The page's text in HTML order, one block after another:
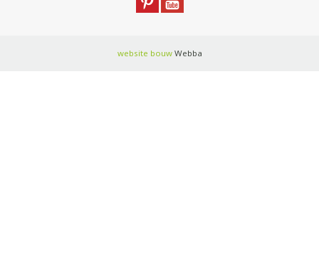
website bouwWebba